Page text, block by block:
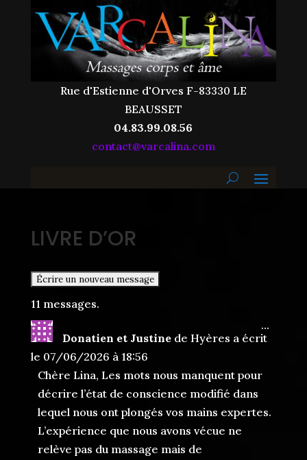
Rue d'Estienne d'Orves F-83330 LE
BEAUSSET
04.83.99.08.56
contact@varcalina.com
LIVRE D’OR
11 messages.
Donatien et Justine de Hyères a écrit
le 07/06/2026 à 18:56
Chère Lina, Les mots nous manquent pour
décrire l’état de conscience modifié dans
lequel nous ont plongés vos mains expertes.
L’expérience que nous avons vécue ne
relève pas du massage mais de
...